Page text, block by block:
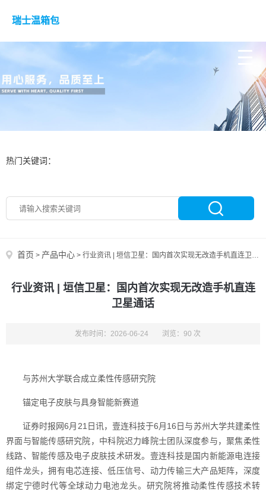
瑞士温箱包
热门关键词：
首页 > 产品中心 > 行业资讯 | 垣信卫星：国内首次实现无改造手机直连卫星通话
行业资讯 | 垣信卫星：国内首次实现无改造手机直连
卫星通话
发布时间：2026-06-24 浏览：90 次
与苏州大学联合成立柔性传感研究院
锚定电子皮肤与具身智能新赛道
证券时报网6月21日讯，壹连科技于6月16日与苏州大学共建柔性
界面与智能传感研究院，中科院迟力峰院士团队深度参与，聚焦柔性
线路、智能传感及电子皮肤技术研发。壹连科技是国内新能源电连接
组件龙头，拥有电芯连接、低压信号、动力传输三大产品矩阵，深度
绑定宁德时代等全球动力电池龙头。研究院将推动柔性传感技术转